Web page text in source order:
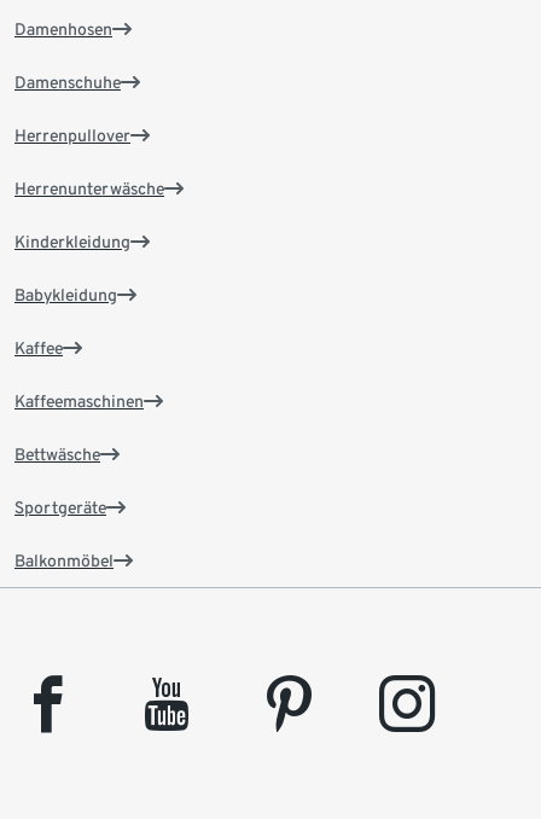
Damenhosen
Damenschuhe
Herrenpullover
Herrenunterwäsche
Kinderkleidung
Babykleidung
Kaffee
Kaffeemaschinen
Bettwäsche
Sportgeräte
Balkonmöbel
facebook youtube pinterest instagram